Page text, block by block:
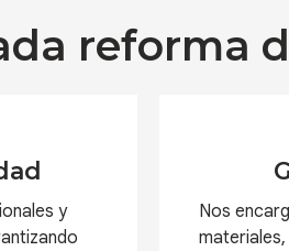
reforma
y
Nos